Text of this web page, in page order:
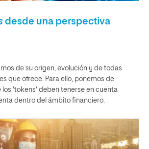
desde una perspectiva
de su origen, evolución y de todas
que ofrece. Para ello, ponemos de
los 'tokens' deben tenerse en cuenta
dentro del ámbito financiero.